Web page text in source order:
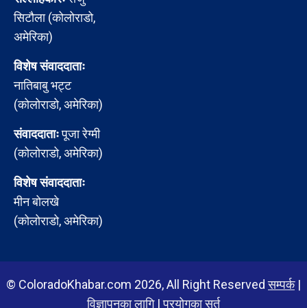
सिटौला (कोलोराडो,
अमेरिका)
विशेष संवाददाताः
नातिबाबु भट्ट
(कोलोराडो, अमेरिका)
संवाददाताःपूजा रेग्मी
(कोलोराडो, अमेरिका)
विशेष संवाददाताः
मीन बोलखे
(कोलोराडो, अमेरिका)
© ColoradoKhabar.com 2026, All Right Reservedसम्पर्क|
विज्ञापनका लागि|प्रयोगका सर्त